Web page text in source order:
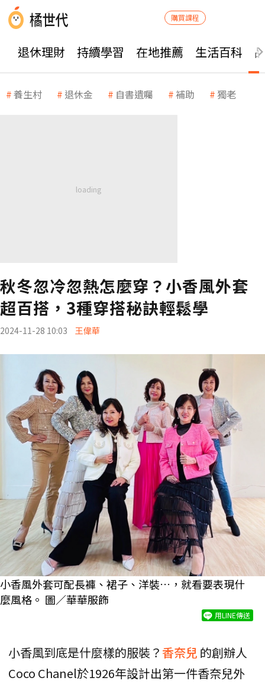
購買課程
退休理財 持續學習 在地推薦 生活百科
養生村 退休金 自書遺囑 補助 獨老
秋冬忽冷忽熱怎麼穿？小香風外套
超百搭，3種穿搭秘訣輕鬆學
2024-11-28 10:03 王偉華
小香風外套可配長褲、裙子、洋裝…，就看要表現什
麼風格。 圖／華華服飾
用LINE傳送
小香風到底是什麼樣的服裝？ 香奈兒 的創辦人
Coco Chanel於1926年設計出第一件香奈兒外